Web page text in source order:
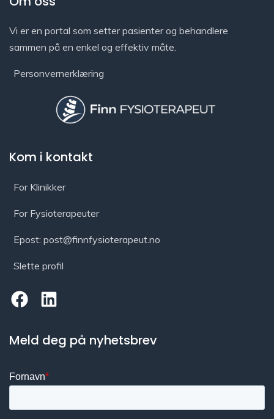
Vi er en portal som setter pasienter og behandlere
sammen på en enkel og effektiv måte.
Personvernerklæring
Kom i kontakt
For Klinikker
For Fysioterapeuter
Epost: post@finnfysioterapeut.no
Slette profil
Meld deg på nyhetsbrev